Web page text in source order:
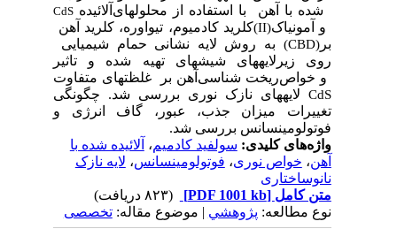
آلائیدهشده با آهن با استفاده از محلول­های
کلرید کادمیوم، تیواوره، کلرید آهن(II)و آمونیاک
به روش لایه نشانی حمام شیمیایی (CBD)بر
روی زیرلایه­های شیشه­ای تهیه شده و تاثیر
غلظتهای متفاوت
آهن برریخت شناسیو خواص
نوریلایه­های نازکCdS بررسی شد.چگونگی
تغییرات میزان جذب، عبور، گاف انرژی و
فوتولومینسانس بررسی شد.
واژه‌های کلیدی:سولفید کادمیم،آلائیده شده با
آهن،خواص نوری،فوتولومینسانس،لایه نازک
نانوساختاری
متن کامل[PDF 1001 kb]
نوع مطالعه:پژوهشي| موضوع مقاله:تخصصی